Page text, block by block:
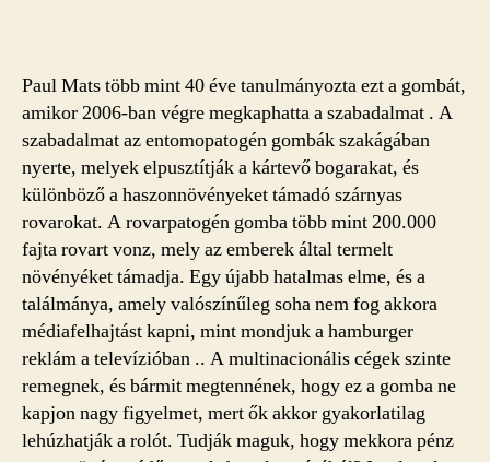
Paul Mats több mint 40 éve tanulmányozta ezt a gombát,
amikor 2006-ban végre megkaphatta a szabadalmat . A
szabadalmat az entomopatogén gombák szakágában
nyerte, melyek elpusztítják a kártevő bogarakat, és
különböző a haszonnövényeket támadó szárnyas
rovarokat. A rovarpatogén gomba több mint 200.000
fajta rovart vonz, mely az emberek által termelt
növényéket támadja. Egy újabb hatalmas elme, és a
találmánya, amely valószínűleg soha nem fog akkora
médiafelhajtást kapni, mint mondjuk a hamburger
reklám a televízióban .. A multinacionális cégek szinte
remegnek, és bármit megtennének, hogy ez a gomba ne
kapjon nagy figyelmet, mert ők akkor gyakorlatilag
lehúzhatják a rolót. Tudják maguk, hogy mekkora pénz